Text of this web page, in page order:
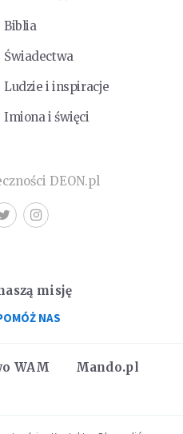
Biblia
Świadectwa
Ludzie i inspiracje
Imiona i święci
DEON.pl
WAM
Mando.pl
misję
NAS